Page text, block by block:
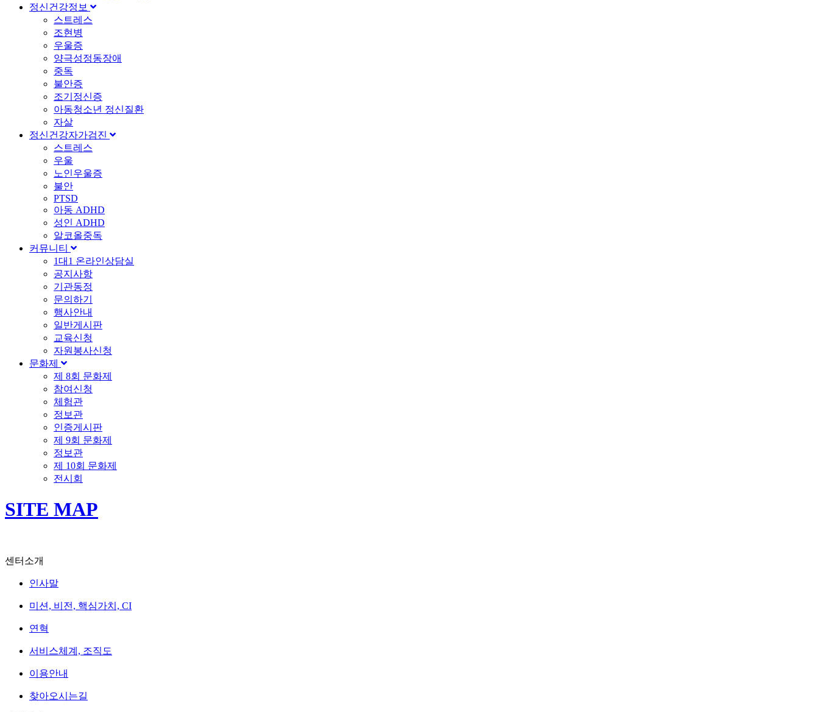
정신건강정보
스트레스
조현병
우울증
양극성정동장애
중독
불안증
조기정신증
아동청소년 정신질환
자살
정신건강자가검진
스트레스
우울
노인우울증
불안
PTSD
아동 ADHD
성인 ADHD
알코올중독
커뮤니티
1대1 온라인상담실
공지사항
기관동정
문의하기
행사안내
일반게시판
교육신청
자원봉사신청
문화제
제 8회 문화제
참여신청
체험관
정보관
인증게시판
제 9회 문화제
정보관
제 10회 문화제
전시회
SITE MAP
센터소개
인사말
미션, 비전, 핵심가치, CI
연혁
서비스체계, 조직도
이용안내
찾아오시는길